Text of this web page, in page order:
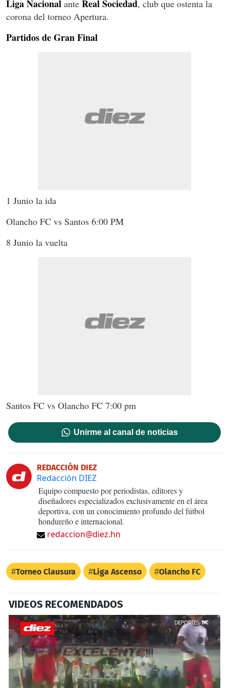
LigaNacional ante RealSociedad, club que ostenta la
corona del torneo Apertura.
Partidos de Gran Final
1 Junio la ida
Olancho FC vs Santos 6:00 PM
8 Junio la vuelta
Santos FC vs Olancho FC 7:00 pm
Unirme al canal de noticias
REDACCIÓN DIEZ
Redacción DIEZ
Equipo compuesto por periodistas, editores y
diseñadores especializados exclusivamente en el área
deportiva, con un conocimiento profundo del fútbol
hondureño e internacional.
redaccion@diez.hn
Torneo Clausura Liga Ascenso Olancho FC
VIDEOS RECOMENDADOS